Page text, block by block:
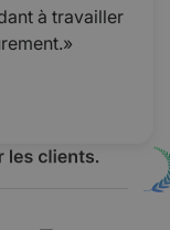
à travailler